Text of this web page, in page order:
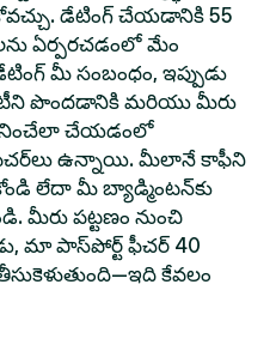
డేటింగ్ చేయడానికి 55
ఏర్పరచడంలో మేం
మీ సంబంధం, ఇప్పుడు
పొందడానికి మరియు మీరు
చేయడంలో
ఉన్నాయి. మీలానే కాఫీని
లేదా మీ బ్యాడ్మింటన్‌కు
మీరు పట్టణం నుంచి
మా పాస్‌పోర్ట్ ఫీచర్ 40
కేవలం